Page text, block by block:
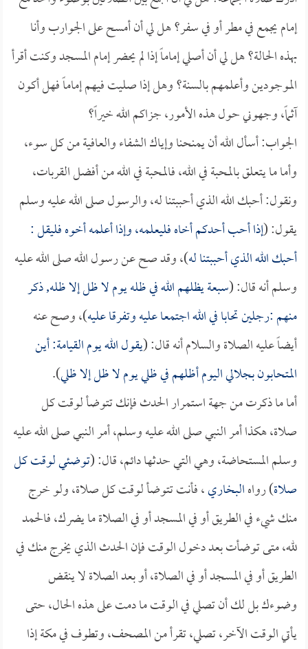
إمام يجمع في مطر أو في سفر؟ هل لي أن أمسح على الجوارب وأنا
بهذه الحالة؟ هل لي أن أصلي إماماً إذا لم يحضر إمام المسجد وكنت أقرأ
الموجودين وأعلمهم بالسنة؟ وهل إذا صليت فيهم إماماً فهل أكون
آثماً، وجهوني حول هذه الأمور، جزاكم الله خيراً؟
الجواب: أسأل الله أن يمنحنا وإياك الشفاء والعافية من كل سوء،
وأما ما يتعلق بالمحبة في الله، فالمحبة في الله من أفضل القربات،
ونقول: أحبك الله الذي أحببتنا له، والرسول صلى الله عليه وسلم
يقول: (إذا أحب أحدكم أخاه فليعلمه، وإذا أعلمه أخوه فليقل :
أحبك الله الذي أحببتنا له)، وقد صح عن رسول الله صلى الله عليه
وسلم أنه قال: (سبعة يظلهم الله في ظله يوم لا ظل إلا ظله, ذكر
منهم :رجلين تحابا في الله اجتمعا عليه وتفرقا عليه)، وصح عنه
أيضاً عليه الصلاة والسلام أنه قال: (يقول الله يوم القيامة: أين
المتحابون بجلالي اليوم أظلهم في ظلي يوم لا ظل إلا ظلي).
أما ما ذكرت من جهة استمرار الحدث فإنك تتوضأ لوقت كل
صلاة، هكذا أمر النبي صلى الله عليه وسلم، أمر النبي صلى الله عليه
وسلم المستحاضة، وهي التي حدثها دائم، قال: (توضئي لوقت كل
صلاة) رواهالبخاري، فأنت تتوضأ لوقت كل صلاة، ولو خرج
منك شيء في الطريق أو في المسجد أو في الصلاة ما يضرك، فالحمد
لله، متى توضأت بعد دخول الوقت فإن الحدث الذي يخرج منك في
الطريق أو في المسجد أو في الصلاة، أو بعد الصلاة لا ينقض
وضوءك بل لك أن تصلي في الوقت ما دمت على هذه الحال، حتى
يأتي الوقت الآخر، تصلي، تقرأ من المصحف، وتطوف في مكة إذا